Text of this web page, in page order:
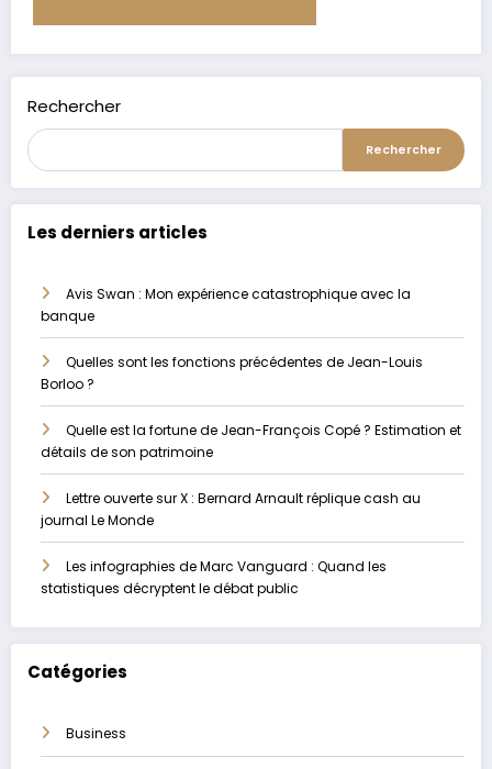
Rechercher
Rechercher
Les derniers articles
Avis Swan : Mon expérience catastrophique avec la
banque
Quelles sont les fonctions précédentes de Jean-Louis
Borloo ?
Quelle est la fortune de Jean-François Copé ? Estimation et
détails de son patrimoine
Lettre ouverte sur X : Bernard Arnault réplique cash au
journal Le Monde
Les infographies de Marc Vanguard : Quand les
statistiques décryptent le débat public
Catégories
Business